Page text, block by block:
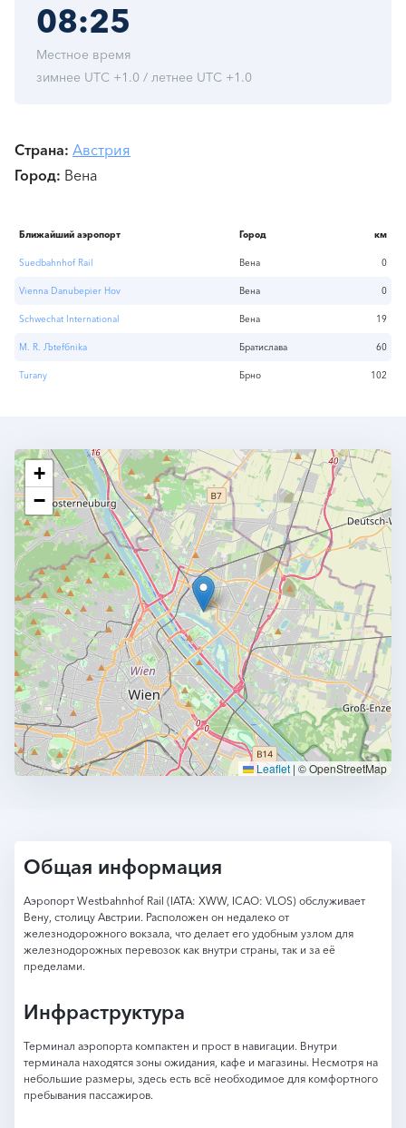
08:25
Местное время
зимнее UTC +1.0 / летнее UTC +1.0
Страна Австрия
Город Вена
Ближайший аэропорт Город км
Suedbahnhof Rail Вена 0
Vienna Danubepier Hov Вена 0
Schwechat International Вена 19
M. R. Љtefбnika Братислава 60
Turany Брно 102
+
−
Leaflet | © OpenStreetMap
Общая информация
Аэропорт Westbahnhof Rail (IATA: XWW, ICAO: VLOS) обслуживает
Вену, столицу Австрии. Расположен он недалеко от
железнодорожного вокзала, что делает его удобным узлом для
железнодорожных перевозок как внутри страны, так и за её
пределами.
Инфраструктура
Терминал аэропорта компактен и прост в навигации. Внутри
терминала находятся зоны ожидания, кафе и магазины. Несмотря на
небольшие размеры, здесь есть всё необходимое для комфортного
пребывания пассажиров.